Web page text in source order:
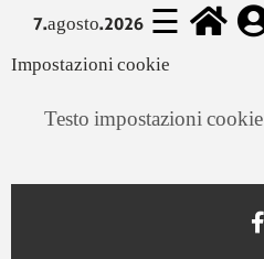
☰
7.agosto.2026
Impostazioni cookie
Testo impostazioni cookie